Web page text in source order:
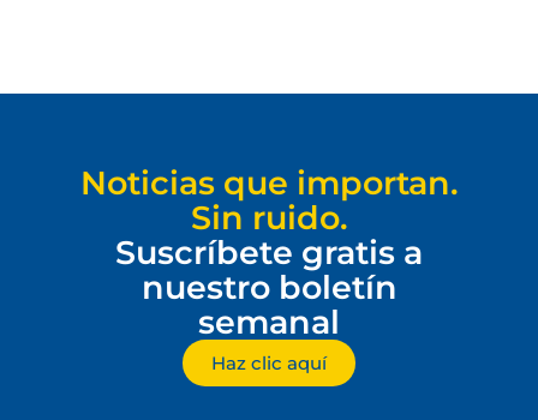
Noticias que importan.
Sin ruido.
Suscríbete gratis a
nuestro boletín
semanal
Haz clic aquí